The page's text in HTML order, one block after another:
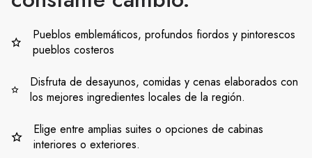
Pueblos emblemáticos, profundos fiordos y pintorescos
pueblos costeros
Disfruta de desayunos, comidas y cenas elaborados con
los mejores ingredientes locales de la región.
Elige entre amplias suites o opciones de cabinas
interiores o exteriores.